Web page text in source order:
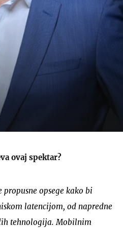
ovaj spektar?
propusne opsege kako bi
latencijom, od napredne
tehnologija. Mobilnim